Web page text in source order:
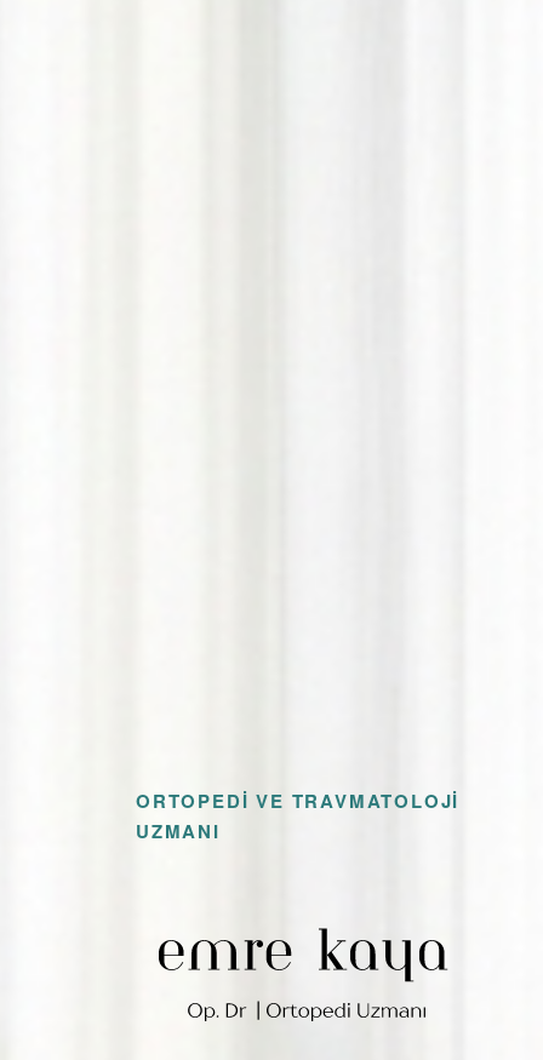
ORTOPEDI VE TRAVMATOLOJI
UZMANI